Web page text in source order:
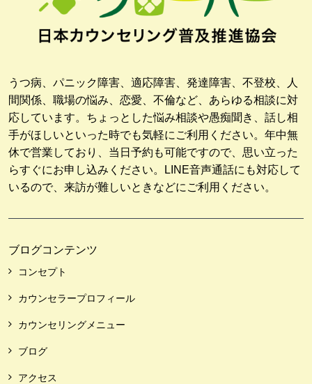
うつ病、パニック障害、適応障害、発達障害、不登校、人
間関係、職場の悩み、恋愛、不倫など、あらゆる相談に対
応しています。ちょっとした悩み相談や愚痴聞き、話し相
手がほしいといった時でも気軽にご利用ください。年中無
休で営業しており、当日予約も可能ですので、思い立った
らすぐにお申し込みください。LINE音声通話にも対応して
いるので、来訪が難しいときなどにご利用ください。
ブログコンテンツ
コンセプト
カウンセラープロフィール
カウンセリングメニュー
ブログ
アクセス